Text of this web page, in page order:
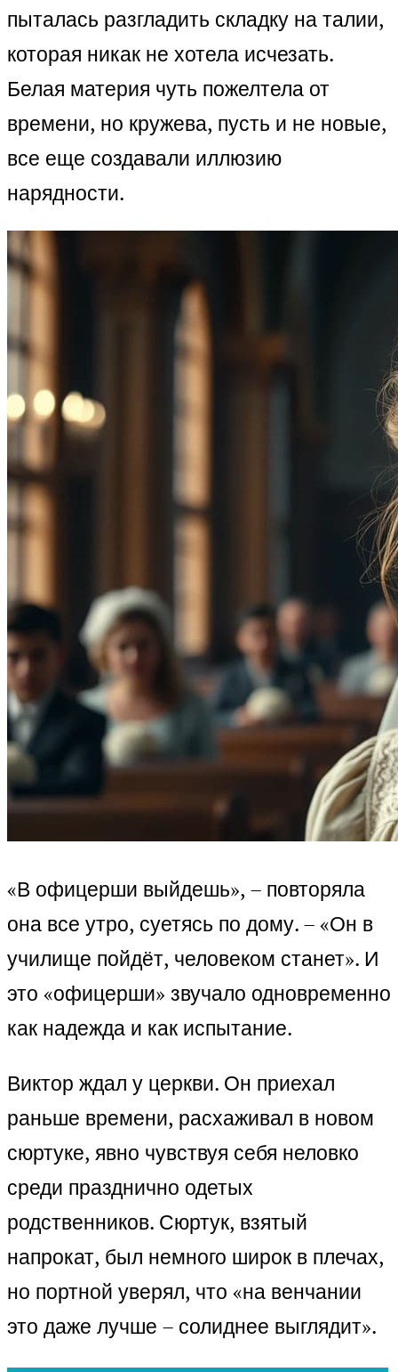
пыталась разгладить складку на талии,
которая никак не хотела исчезать.
Белая материя чуть пожелтела от
времени, но кружева, пусть и не новые,
все еще создавали иллюзию
нарядности.
«В офицерши выйдешь», – повторяла
она все утро, суетясь по дому. – «Он в
училище пойдёт, человеком станет». И
это «офицерши» звучало одновременно
как надежда и как испытание.
Виктор ждал у церкви. Он приехал
раньше времени, расхаживал в новом
сюртуке, явно чувствуя себя неловко
среди празднично одетых
родственников. Сюртук, взятый
напрокат, был немного широк в плечах,
но портной уверял, что «на венчании
это даже лучше – солиднее выглядит».